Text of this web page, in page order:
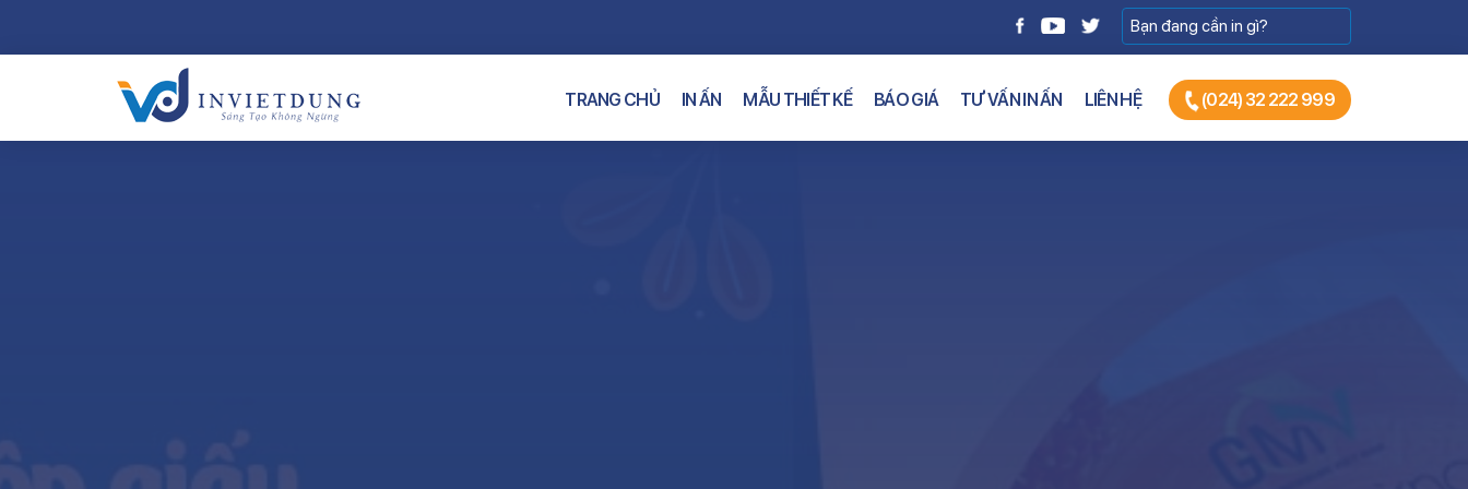
TRANG CHỦ IN ẤN MẪU THIẾT KẾ BÁO GIÁ TƯ VẤN IN ẤN LIÊN HỆ (024) 32 222 999